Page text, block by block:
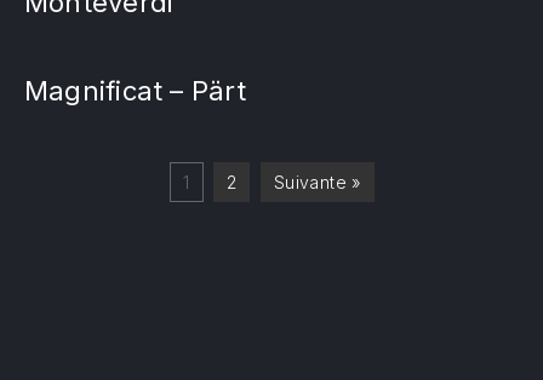
Magnificat – Pärt
1 2 Suivante »